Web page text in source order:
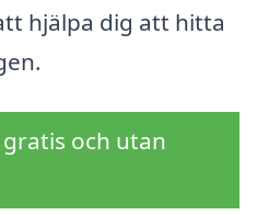
hjälpa dig att hitta
och utan